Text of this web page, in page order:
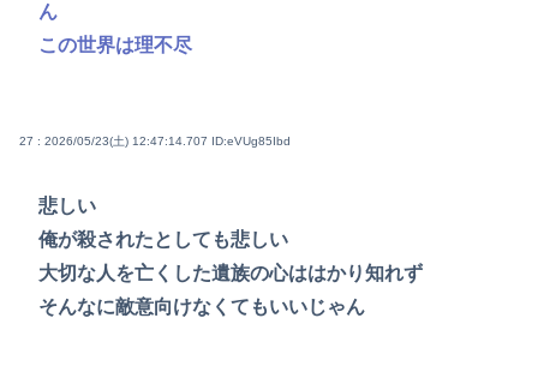
ん
この世界は理不尽
27 : 2026/05/23(土) 12:47:14.707 ID:eVUg85Ibd
悲しい
俺が殺されたとしても悲しい
大切な人を亡くした遺族の心ははかり知れず
そんなに敵意向けなくてもいいじゃん